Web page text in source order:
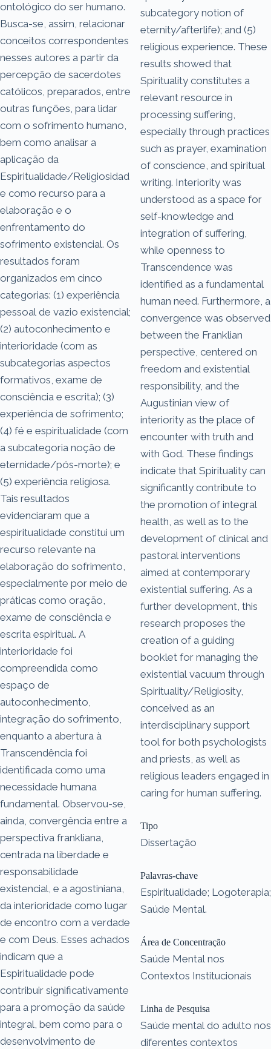
ontológico do ser humano.
Busca-se, assim, relacionar
conceitos correspondentes
nesses autores a partir da
percepção de sacerdotes
católicos, preparados, entre
outras funções, para lidar
com o sofrimento humano,
bem como analisar a
aplicação da
Espiritualidade/Religiosidad
e como recurso para a
elaboração e o
enfrentamento do
sofrimento existencial. Os
resultados foram
organizados em cinco
categorias: (1) experiência
pessoal de vazio existencial;
(2) autoconhecimento e
interioridade (com as
subcategorias aspectos
formativos, exame de
consciência e escrita); (3)
experiência de sofrimento;
(4) fé e espiritualidade (com
a subcategoria noção de
eternidade/pós-morte); e
(5) experiência religiosa.
Tais resultados
evidenciaram que a
espiritualidade constitui um
recurso relevante na
elaboração do sofrimento,
especialmente por meio de
práticas como oração,
exame de consciência e
escrita espiritual. A
interioridade foi
compreendida como
espaço de
autoconhecimento,
integração do sofrimento,
enquanto a abertura à
Transcendência foi
identificada como uma
necessidade humana
fundamental. Observou-se,
ainda, convergência entre a
perspectiva frankliana,
centrada na liberdade e
responsabilidade
existencial, e a agostiniana,
da interioridade como lugar
de encontro com a verdade
e com Deus. Esses achados
indicam que a
Espiritualidade pode
contribuir significativamente
para a promoção da saúde
integral, bem como para o
desenvolvimento de
subcategory notion of
eternity/afterlife); and (5)
religious experience. These
results showed that
Spirituality constitutes a
relevant resource in
processing suffering,
especially through practices
such as prayer, examination
of conscience, and spiritual
writing. Interiority was
understood as a space for
self-knowledge and
integration of suffering,
while openness to
Transcendence was
identified as a fundamental
human need. Furthermore, a
convergence was observed
between the Franklian
perspective, centered on
freedom and existential
responsibility, and the
Augustinian view of
interiority as the place of
encounter with truth and
with God. These findings
indicate that Spirituality can
significantly contribute to
the promotion of integral
health, as well as to the
development of clinical and
pastoral interventions
aimed at contemporary
existential suffering. As a
further development, this
research proposes the
creation of a guiding
booklet for managing the
existential vacuum through
Spirituality/Religiosity,
conceived as an
interdisciplinary support
tool for both psychologists
and priests, as well as
religious leaders engaged in
caring for human suffering.
Tipo
Dissertação
Palavras-chave
Espiritualidade; Logoterapia;
Saúde Mental.
Área de Concentração
Saúde Mental nos
Contextos Institucionais
Linha de Pesquisa
Saúde mental do adulto nos
diferentes contextos